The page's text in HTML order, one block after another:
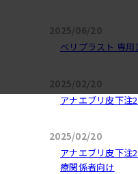
2025/06/20
ベリプラスト 専
2025/02/20
アナエブリ皮下
2025/02/20
アナエブリ皮下
療関係者向け